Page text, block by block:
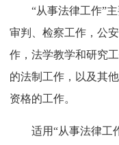
“从事法律工作”
审判、检察工作，公
作，法学教学和研究
的法制工作，以及其
资格的工作。
适用“从事法律工